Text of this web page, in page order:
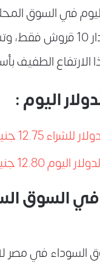
اليوم في السوق
سعر الأمس بمقدار 10
الارتفاع الطفيف
اليوم :
12.75 جنيه للشراء .
12.80 جنيه للبيع .
في السوق
السوداء في مصر